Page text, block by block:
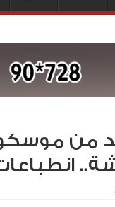
من موسكو